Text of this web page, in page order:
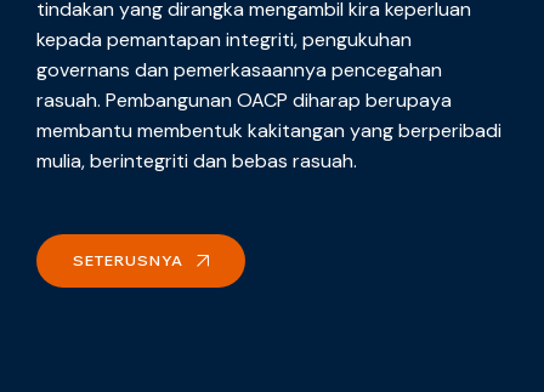
tindakan yang dirangka mengambil kira keperluan
kepada pemantapan integriti, pengukuhan
governans dan pemerkasaannya pencegahan
rasuah. Pembangunan OACP diharap berupaya
membantu membentuk kakitangan yang berperibadi
mulia, berintegriti dan bebas rasuah.
SETERUSNYA